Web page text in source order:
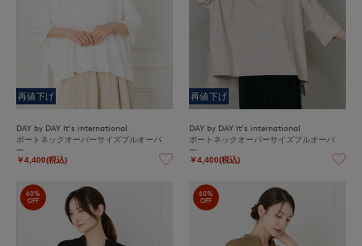
再値下げ
DAY by DAY It's international
ボートネックオーバーサイズプルオーバ
ー
￥4,400(税込)
再値下げ
DAY by DAY It's international
ボートネックオーバーサイズプルオーバ
ー
￥4,400(税込)
60%
OFF
60%
OFF